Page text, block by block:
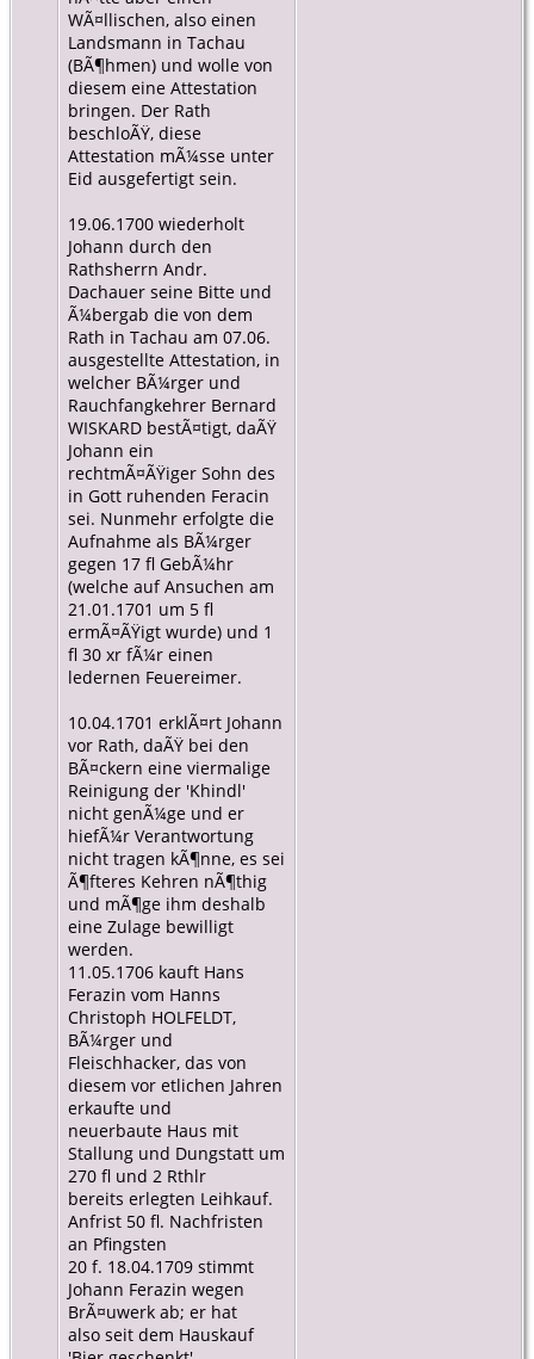
WÃ¤llischen, also einen
Landsmann in Tachau
(BÃ¶hmen) und wolle von
diesem eine Attestation
bringen. Der Rath
beschloÃŸ, diese
Attestation mÃ¼sse unter
Eid ausgefertigt sein.
19.06.1700 wiederholt
Johann durch den
Rathsherrn Andr.
Dachauer seine Bitte und
Ã¼bergab die von dem
Rath in Tachau am 07.06.
ausgestellte Attestation, in
welcher BÃ¼rger und
Rauchfangkehrer Bernard
WISKARD bestÃ¤tigt, daÃŸ
Johann ein
rechtmÃ¤ÃŸiger Sohn des
in Gott ruhenden Feracin
sei. Nunmehr erfolgte die
Aufnahme als BÃ¼rger
gegen 17 fl GebÃ¼hr
(welche auf Ansuchen am
21.01.1701 um 5 fl
ermÃ¤ÃŸigt wurde) und 1
fl 30 xr fÃ¼r einen
ledernen Feuereimer.
10.04.1701 erklÃ¤rt Johann
vor Rath, daÃŸ bei den
BÃ¤ckern eine viermalige
Reinigung der 'Khindl'
nicht genÃ¼ge und er
hiefÃ¼r Verantwortung
nicht tragen kÃ¶nne, es sei
Ã¶fteres Kehren nÃ¶thig
und mÃ¶ge ihm deshalb
eine Zulage bewilligt
werden.
11.05.1706 kauft Hans
Ferazin vom Hanns
Christoph HOLFELDT,
BÃ¼rger und
Fleischhacker, das von
diesem vor etlichen Jahren
erkaufte und
neuerbaute Haus mit
Stallung und Dungstatt um
270 fl und 2 Rthlr
bereits erlegten Leihkauf.
Anfrist 50 fl. Nachfristen
an Pfingsten
20 f. 18.04.1709 stimmt
Johann Ferazin wegen
BrÃ¤uwerk ab; er hat
also seit dem Hauskauf